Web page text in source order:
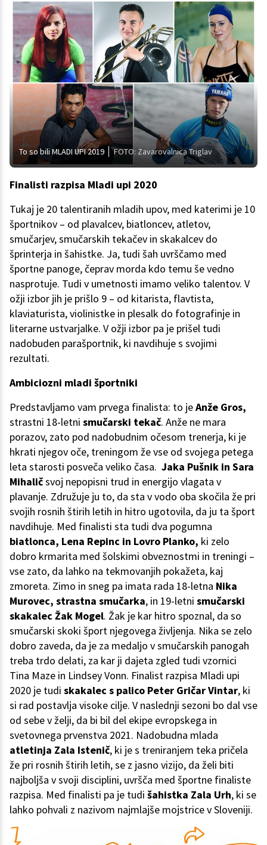
To so bili MLADI UPI 2019 FOTO: Zavarovalnica Triglav
Finalisti razpisa Mladi upi 2020
Tukaj je 20 talentiranih mladih upov, med katerimi je 10
športnikov – od plavalcev, biatloncev, atletov,
smučarjev, smučarskih tekačev in skakalcev do
šprinterja in šahistke. Ja, tudi šah uvrščamo med
športne panoge, čeprav morda kdo temu še vedno
nasprotuje. Tudi v umetnosti imamo veliko talentov. V
ožji izbor jih je prišlo 9 – od kitarista, flavtista,
klaviaturista, violinistke in plesalk do fotografinje in
literarne ustvarjalke. V ožji izbor pa je prišel tudi
nadobuden parašportnik, ki navdihuje s svojimi
rezultati.
Ambiciozni mladi športniki
Predstavljamo vam prvega finalista: to jeAnže Gros,
strastni 18-letni smučarski tekač. Anže ne mara
porazov, zato pod nadobudnim očesom trenerja, ki je
hkrati njegov oče, treningom že vse od svojega petega
leta starosti posveča veliko časa. Jaka Pušnik in Sara
Mihaličsvoj nepopisni trud in energijo vlagata v
plavanje. Združuje ju to, da sta v vodo oba skočila že pri
svojih rosnih štirih letih in hitro ugotovila, da ju ta šport
navdihuje. Med finalisti sta tudi dva pogumna
biatlonca, Lena Repinc in Lovro Planko, ki zelo
dobro krmarita med šolskimi obveznostmi in treningi –
vse zato, da lahko na tekmovanjih pokažeta, kaj
zmoreta. Zimo in sneg pa imata rada 18-letna Nika
Murovec, strastna smučarka, in 19-letni smučarski
skakalec Žak Mogel. Žak je kar hitro spoznal, da so
smučarski skoki šport njegovega življenja. Nika se zelo
dobro zaveda, da je za medaljo v smučarskih panogah
treba trdo delati, za kar ji dajeta zgled tudi vzornici
Tina Maze in Lindsey Vonn. Finalist razpisa Mladi upi
2020 je tudi skakalec s palico Peter Gričar Vintar, ki
si rad postavlja visoke cilje. V naslednji sezoni bo dal vse
od sebe v želji, da bi bil del ekipe evropskega in
svetovnega prvenstva 2021. Nadobudna mlada
atletinja Zala Istenič, ki je s treniranjem teka pričela
že pri rosnih štirih letih, se z jasno vizijo, da želi biti
najboljša v svoji disciplini, uvršča med športne finaliste
razpisa. Med finalisti pa je tudi šahistka Zala Urh, ki se
lahko pohvali z nazivom najmlajše mojstrice v Sloveniji.